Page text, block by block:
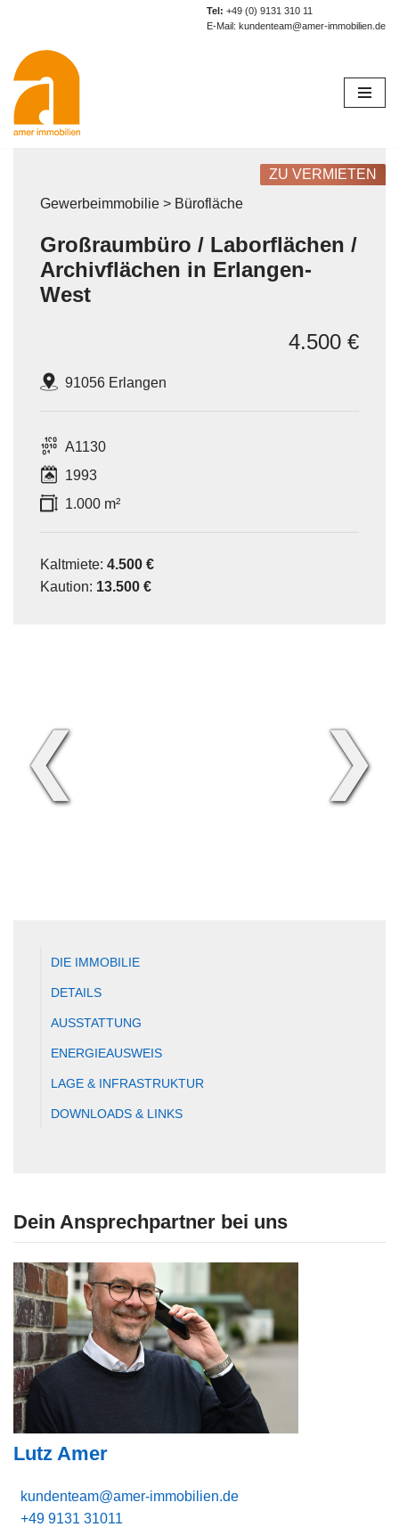
Zum
Inhalt
springen
Tel: +49 (0) 9131 310 11
E-Mail: kundenteam@amer-immobilien.de
Gewerbeimmobilie > Bürofläche
ZU VERMIETEN
Großraumbüro / Laborflächen /
Archivflächen in Erlangen-
West
91056 Erlangen
4.500 €
A1130
1993
1.000 m²
Kaltmiete: 4.500 €
Kaution: 13.500 €
❮ ❯
DIE IMMOBILIE
DETAILS
AUSSTATTUNG
ENERGIEAUSWEIS
LAGE & INFRASTRUKTUR
DOWNLOADS & LINKS
Dein Ansprechpartner bei uns
Lutz Amer
kundenteam@amer-immobilien.de
+49 9131 31011